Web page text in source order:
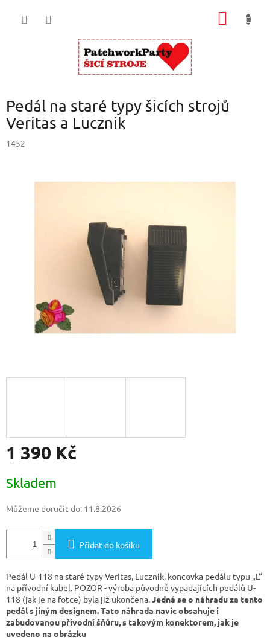
Pedál na staré typy šicích strojů
Veritas a Lucznik
1452
1 390 Kč
cena:
Skladem
Můžeme doručit do: 11.8.2026
Přidat do košíku
Pedál U-118 na staré typy Veritas, Lucznik, koncovka pedálu typu „L“
na přívodní kabel. POZOR - výroba původně vypadajících pedálů U-
118 (jak je na fotce) byla již ukončena.Jedná se o náhradu za tento
pedál s jiným designem. Tato náhrada navíc obsahuje i
zabudovanou přívodní šňůru, s takovým konektorem, jak je
uvedeno na obrázku